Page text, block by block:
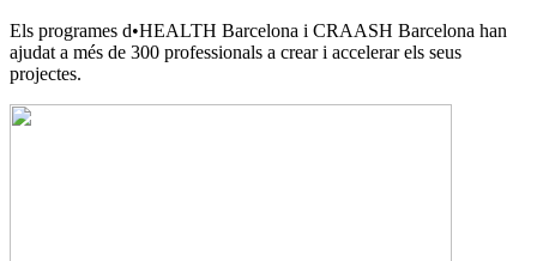
Els programes d•HEALTH Barcelona i CRAASH Barcelona han
ajudat a més de 300 professionals a crear i accelerar els seus
projectes.